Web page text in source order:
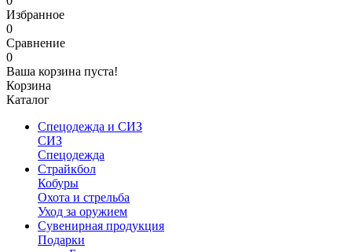
Избранное
0
Сравнение
0
Ваша корзина пуста!
Корзина
Каталог
Спецодежда и СИЗ
СИЗ
Спецодежда
Страйкбол
Кобуры
Охота и стрельба
Уход за оружием
Сувенирная продукция
Подарки